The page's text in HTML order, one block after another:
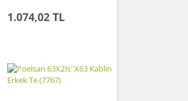
1.074,02 TL